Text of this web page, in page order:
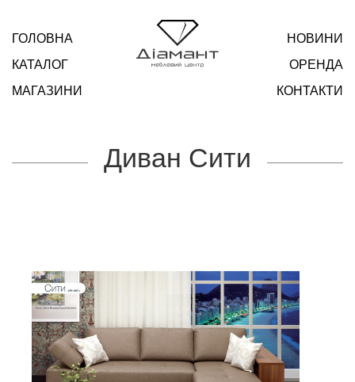
ГОЛОВНА
КАТАЛОГ
МАГАЗИНИ
НОВИНИ
ОРЕНДА
КОНТАКТИ
Диван Сити